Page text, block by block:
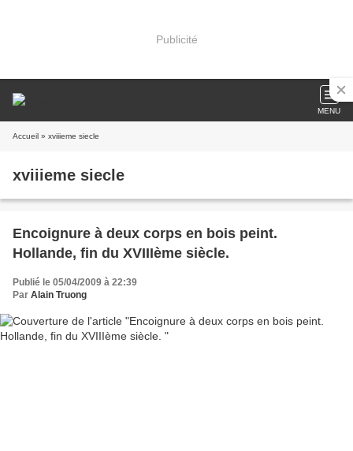
Publicité
MENU
Accueil » xviiieme siecle
xviiieme siecle
Encoignure à deux corps en bois peint.
Hollande, fin du XVIIIème siècle.
Publié le 05/04/2009 à 22:39
Par Alain Truong